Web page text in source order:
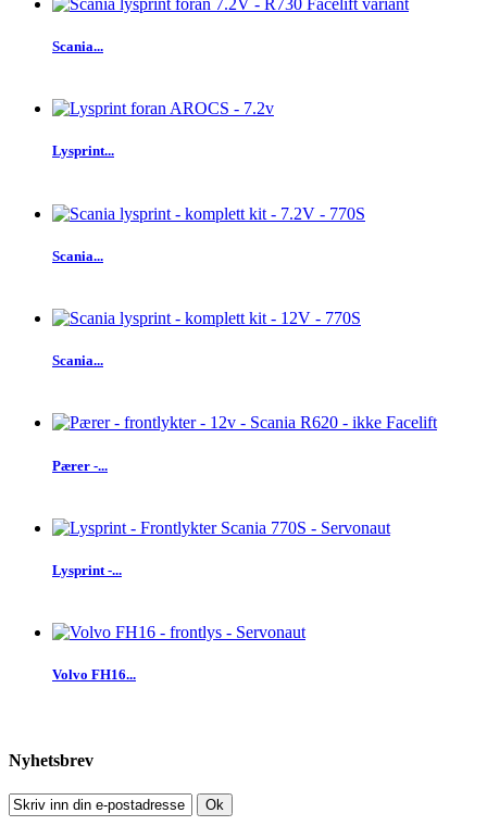
Scania...
Lysprint...
Scania...
Scania...
Pærer -...
Lysprint -...
Volvo FH16...
Nyhetsbrev
Ok